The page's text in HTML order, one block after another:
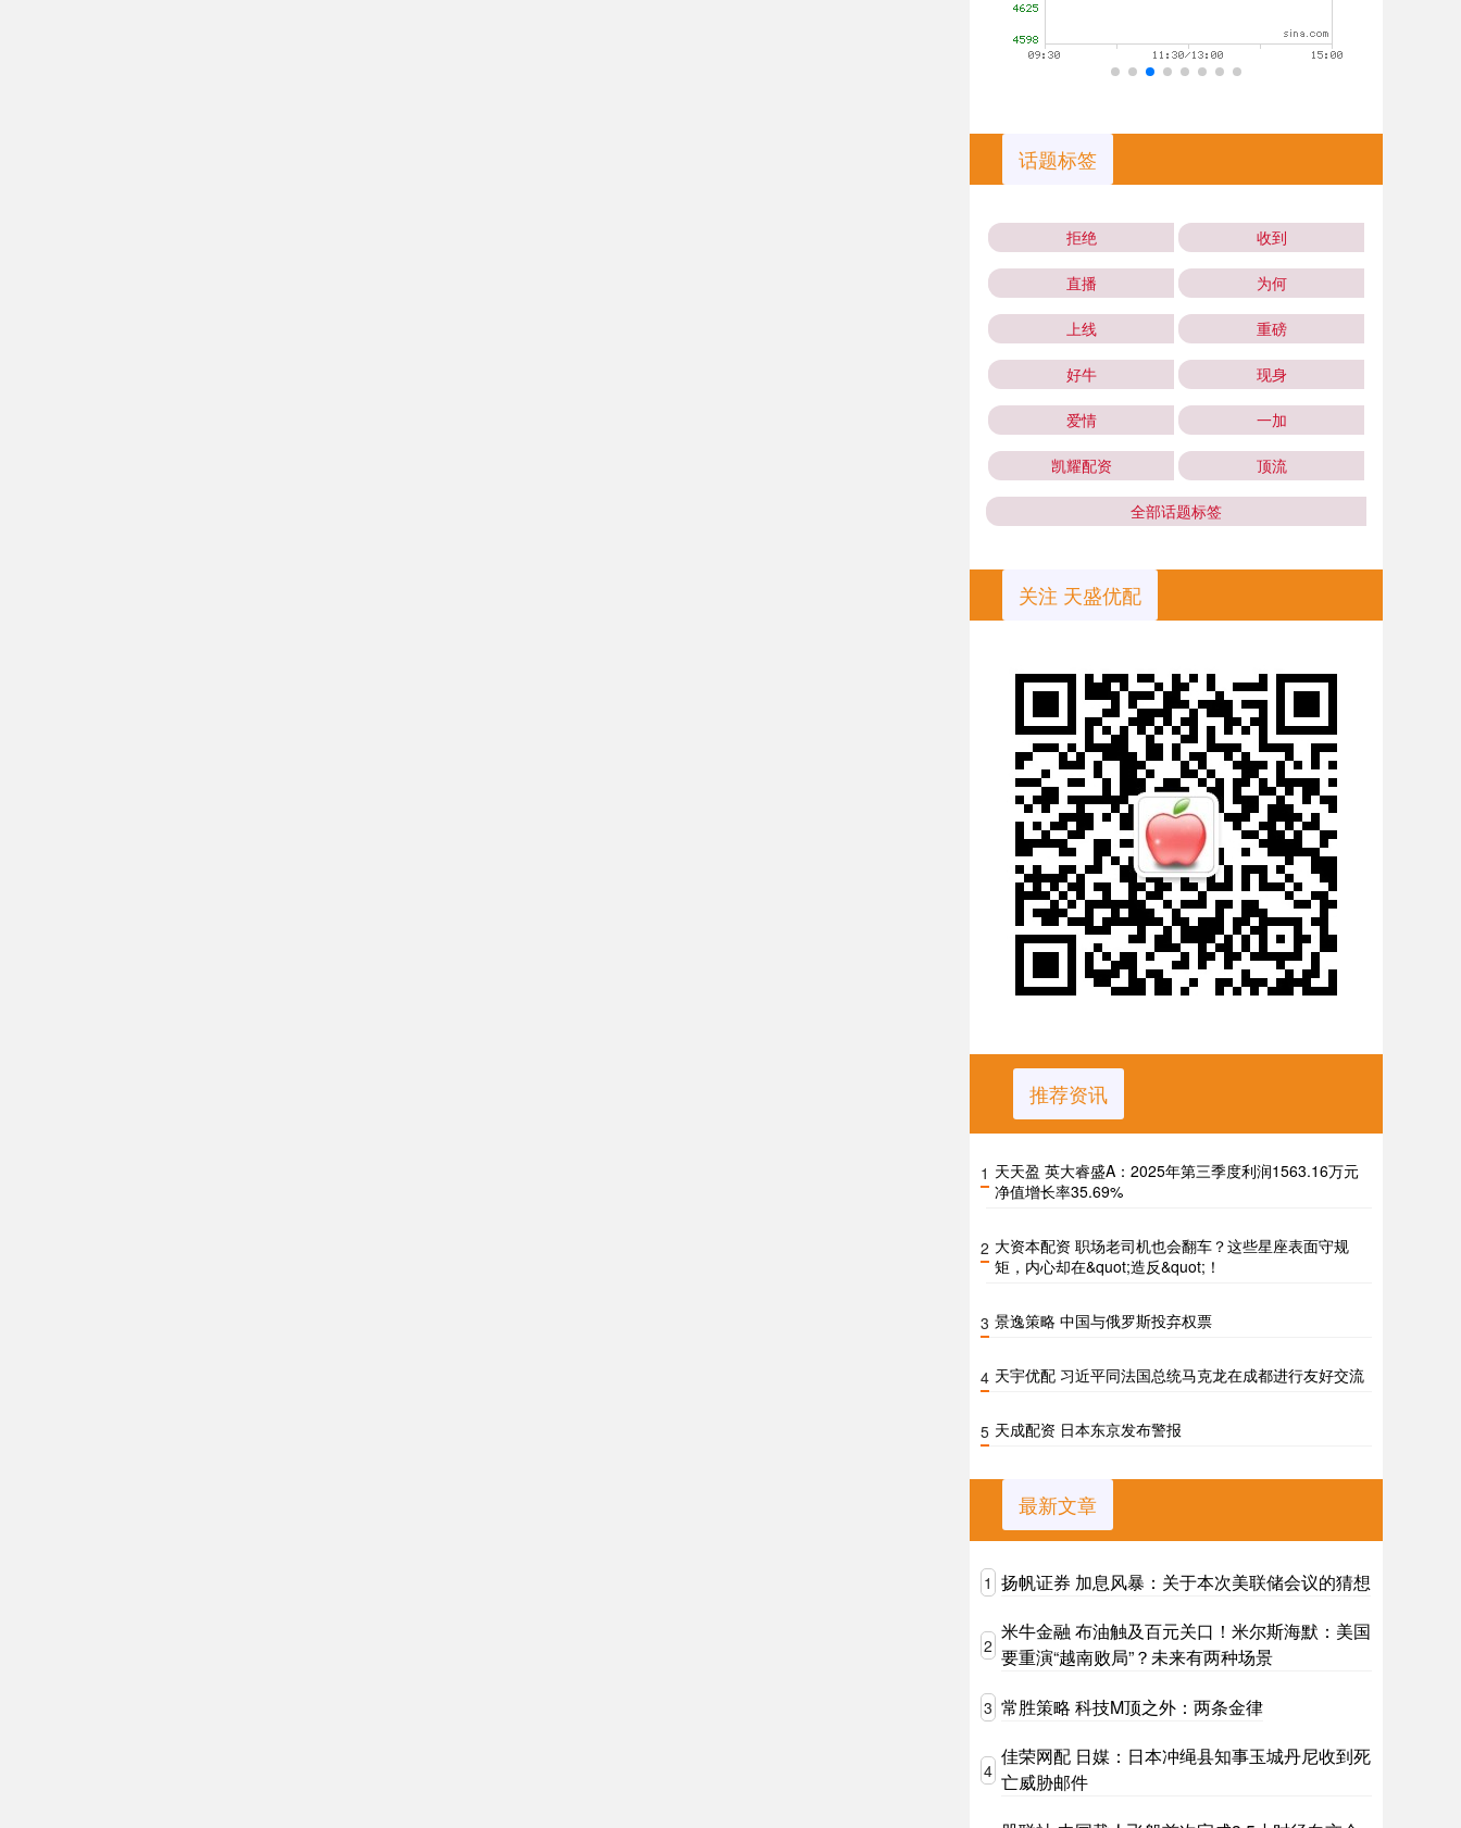
话题标签
拒绝 收到
直播 为何
上线 重磅
好牛 现身
爱情 一加
凯耀配资 顶流
全部话题标签
关注 天盛优配
推荐资讯
1 天天盈 英大睿盛A：2025年第三季度利润1563.16万元
净值增长率35.69%
2 大资本配资 职场老司机也会翻车？这些星座表面守规
矩，内心却在&quot;造反&quot;！
3 景逸策略 中国与俄罗斯投弃权票
4 天宇优配 习近平同法国总统马克龙在成都进行友好交流
5 天成配资 日本东京发布警报
最新文章
1 扬帆证券 加息风暴：关于本次美联储会议的猜想
2
米牛金融 布油触及百元关口！米尔斯海默：美国
要重演“越南败局”？未来有两种场景
3 常胜策略 科技M顶之外：两条金律
4
佳荣网配 日媒：日本冲绳县知事玉城丹尼收到死
亡威胁邮件